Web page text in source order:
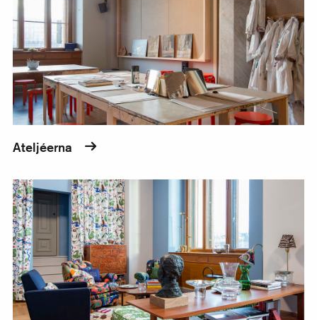
Ateljéerna
Beijerska rummen